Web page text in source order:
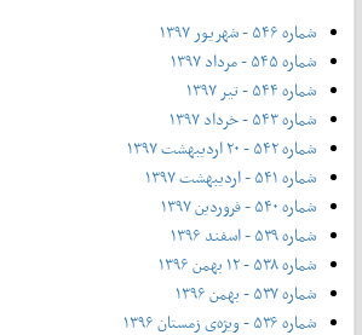
شماره ۵۴۶ - شهریور ۱۳۹۷
شماره ۵۴۵ - مرداد ۱۳۹۷
شماره ۵۴۴ - تیر ۱۳۹۷
شماره ۵۴۳ - خرداد ۱۳۹۷
شماره ۵۴۲ - ۲۰ اردیبهشت ۱۳۹۷
شماره ۵۴۱ - اردیبهشت ۱۳۹۷
شماره ۵۴۰ - فروردین ۱۳۹۷
شماره ۵۳۹ - اسفند ۱۳۹۶
شماره ۵۳۸ - ۱۲ بهمن ۱۳۹۶
شماره ۵۳۷ - بهمن ۱۳۹۶
شماره ۵۳۶ - ویژه‌ی زمستان ۱۳۹۶